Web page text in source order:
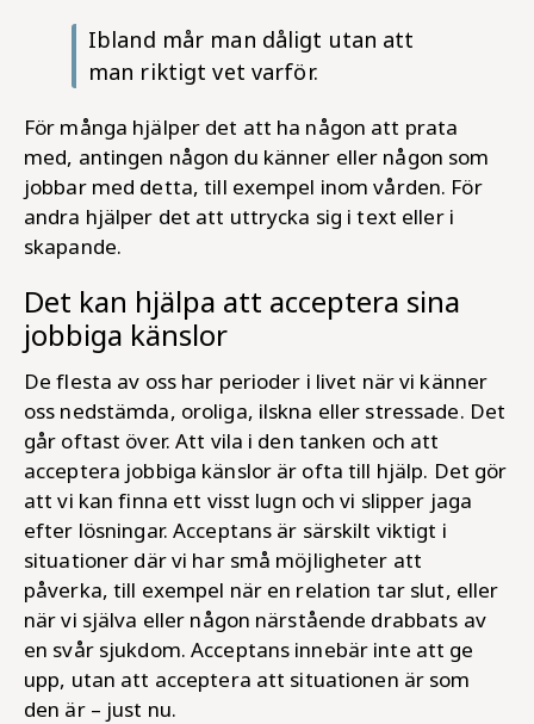
Ibland mår man dåligt utan att
man riktigt vet varför.
För många hjälper det att ha någon att prata
med, antingen någon du känner eller någon som
jobbar med detta, till exempel inom vården. För
andra hjälper det att uttrycka sig i text eller i
skapande.
Det kan hjälpa att acceptera sina
jobbiga känslor
De flesta av oss har perioder i livet när vi känner
oss nedstämda, oroliga, ilskna eller stressade. Det
går oftast över. Att vila i den tanken och att
acceptera jobbiga känslor är ofta till hjälp. Det gör
att vi kan finna ett visst lugn och vi slipper jaga
efter lösningar. Acceptans är särskilt viktigt i
situationer där vi har små möjligheter att
påverka, till exempel när en relation tar slut, eller
när vi själva eller någon närstående drabbats av
en svår sjukdom. Acceptans innebär inte att ge
upp, utan att acceptera att situationen är som
den är – just nu.